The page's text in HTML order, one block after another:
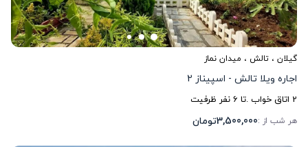
گیلان ، تالش ، میدان نماز
اجاره ویلا تالش - اسپیناز 2
2 اتاق خواب .تا 6نفر ظرفیت
هر شب از :3,500,000تومان